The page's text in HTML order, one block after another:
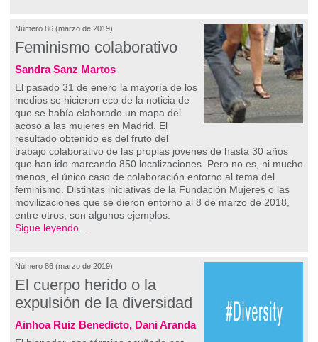
Número 86 (marzo de 2019)
Feminismo colaborativo
Sandra Sanz Martos
El pasado 31 de enero la mayoría de los
medios se hicieron eco de la noticia de
que se había elaborado un mapa del
acoso a las mujeres en Madrid. El
resultado obtenido es del fruto del
trabajo colaborativo de las propias jóvenes de hasta 30 años
que han ido marcando 850 localizaciones. Pero no es, ni mucho
menos, el único caso de colaboración entorno al tema del
feminismo. Distintas iniciativas de la Fundación Mujeres o las
movilizaciones que se dieron entorno al 8 de marzo de 2018,
entre otros, son algunos ejemplos.
Sigue leyendo...
Número 86 (marzo de 2019)
El cuerpo herido o la
expulsión de la diversidad
Ainhoa Ruiz Benedicto, Dani Aranda